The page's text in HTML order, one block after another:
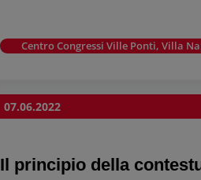
Centro Congressi Ville Ponti, Villa
07.06.2022
Il principio della